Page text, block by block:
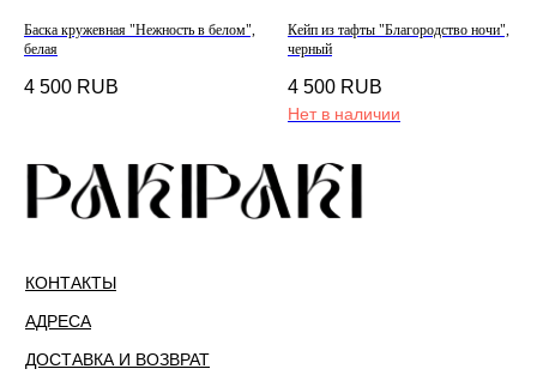
Баска кружевная "Нежность в белом",
белая
4 500 RUB
Кейп из тафты "Благородство ночи",
черный
4 500 RUB
Нет в наличии
ДОСТАВКА И ВОЗВРАТ
АДРЕСА
КОНТАКТЫ